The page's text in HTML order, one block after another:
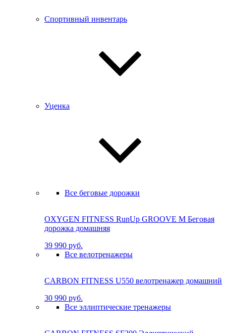
Спортивный инвентарь
Уценка
Все беговые дорожки
OXYGEN FITNESS RunUp GROOVE M Бе­го­вая
до­рож­ка до­маш­няя
39 990 руб.
Все велотренажеры
CARBON FITNESS U550 велотренажер домашний
30 990 руб.
Все эллиптические тренажеры